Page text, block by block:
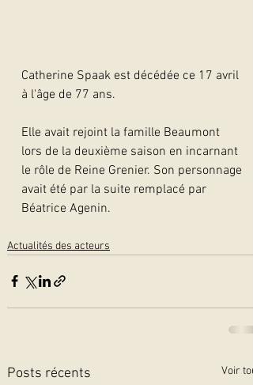
Catherine Spaak est décédée ce 17 avril
à l'âge de 77 ans.
Elle avait rejoint la famille Beaumont
lors de la deuxième saison en incarnant
le rôle de Reine Grenier. Son personnage
avait été par la suite remplacé par
Béatrice Agenin.
Actualités des acteurs
Posts récents Voir tout